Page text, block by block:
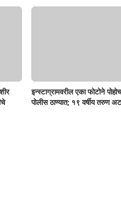
इन्स्टाग्रामवरील एका फोटोने
पोलीस ठाण्यात; १९ वर्षीय तरुण